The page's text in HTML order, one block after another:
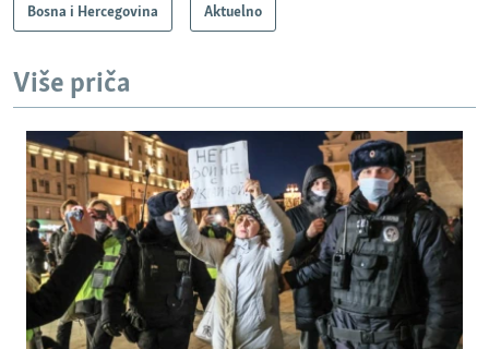
Bosna i Hercegovina Aktuelno
Više priča